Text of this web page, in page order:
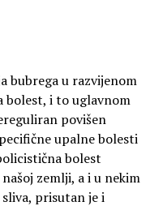
bubrega u razvijenom
bolest, i to uglavnom
povišen
upalne bolesti
bolest
zemlji, a i u nekim
prisutan je i